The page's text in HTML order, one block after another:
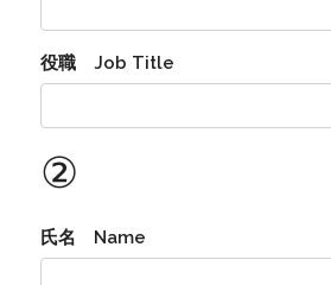
役職 Job Title
②
氏名 Name